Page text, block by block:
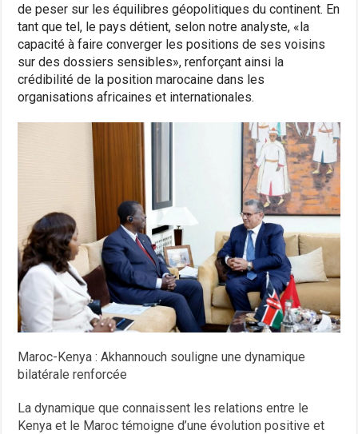
de peser sur les équilibres géopolitiques du continent. En
tant que tel, le pays détient, selon notre analyste, «la
capacité à faire converger les positions de ses voisins
sur des dossiers sensibles», renforçant ainsi la
crédibilité de la position marocaine dans les
organisations africaines et internationales.
Maroc-Kenya : Akhannouch souligne une dynamique
bilatérale renforcée
La dynamique que connaissent les relations entre le
Kenya et le Maroc témoigne d’une évolution positive et